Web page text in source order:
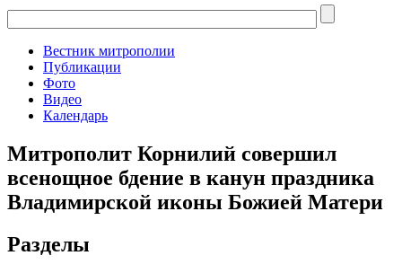
Вестник митрополии
Публикации
Фото
Видео
Календарь
Митрополит Корнилий совершил
всенощное бдение в канун праздника
Владимирской иконы Божией Матери
Разделы